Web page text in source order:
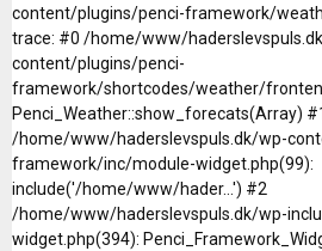
content/plugins/penci-framework/
trace: #0 /home/www/
content/plugins/penci-
framework/shortcodes/weather/
Penci_Weather::show_forecats(Array)
/home/www/haderslevspuls.dk/wp-
framework/inc/module-widget.php(99):
include('/home/www/hader...') #2
/home/www/haderslevspuls.dk/wp-
widget.php(394):